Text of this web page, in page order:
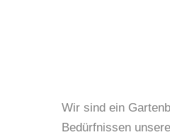
Wir sind ein
Bedürfnissen